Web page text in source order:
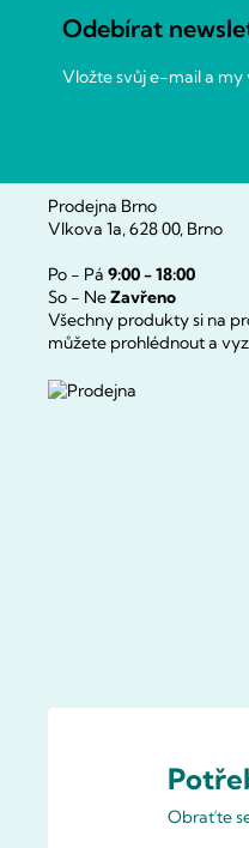
Odebírat
Vložte svůj e-mail a my
Prodejna Brno
Vlkova 1a, 628 00, Brno
Po - Pá 9:00 - 18:00
So - NeZavřeno
Všechny produkty si na
můžete prohlédnout a
Obraťte